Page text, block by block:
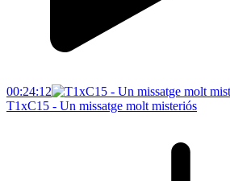
00:24:12
T1xC15 - Un missatge molt misteriós